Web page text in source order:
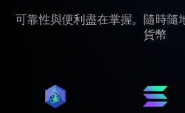
可靠性與便利盡在掌握。隨時隨
貨幣